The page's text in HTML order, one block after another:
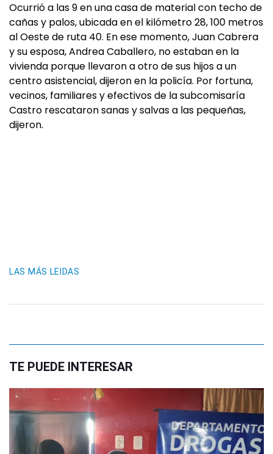
Ocurrió a las 9 en una casa de material con techo de
cañas y palos, ubicada en el kilómetro 28, 100 metros
al Oeste de ruta 40. En ese momento, Juan Cabrera
y su esposa, Andrea Caballero, no estaban en la
vivienda porque llevaron a otro de sus hijos a un
centro asistencial, dijeron en la policía. Por fortuna,
vecinos, familiares y efectivos de la subcomisaría
Castro rescataron sanas y salvas a las pequeñas,
dijeron.
LAS MÁS LEIDAS
TE PUEDE INTERESAR